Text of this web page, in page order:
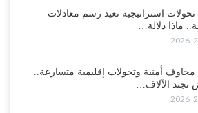
استراتيجية تعيد رسم معادلات
ماذا دلالة…
أمنية وتحولات إقليمية متسارعة..
تجند الآلاف…